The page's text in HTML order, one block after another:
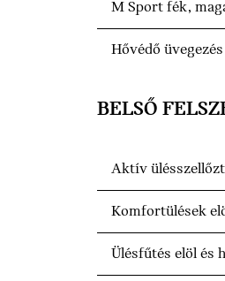
M Sport fék,
Hővédő üvegezés
BELSŐ
Aktív
Komfortülések
Ülésfűtés elöl és